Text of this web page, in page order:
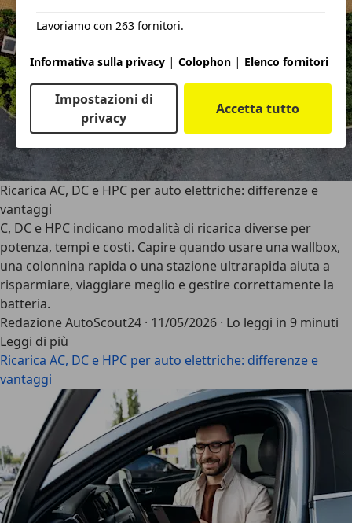
Lavoriamo con 263 fornitori.
Informativa sulla privacy | Colophon | Elenco fornitori
Impostazioni di
privacy
Accetta tutto
Ricarica AC, DC e HPC per auto elettriche: differenze e
vantaggi
C, DC e HPC indicano modalità di ricarica diverse per
potenza, tempi e costi. Capire quando usare una wallbox,
una colonnina rapida o una stazione ultrarapida aiuta a
risparmiare, viaggiare meglio e gestire correttamente la
batteria.
Redazione AutoScout24 · 11/05/2026 · Lo leggi in 9 minuti
Leggi di più
Ricarica AC, DC e HPC per auto elettriche: differenze e
vantaggi